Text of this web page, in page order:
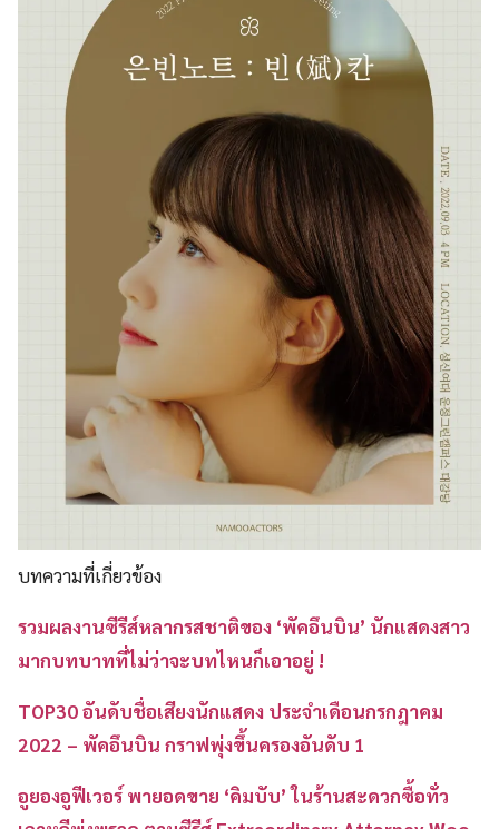
บทความที่เกี่ยวข้อง
รวมผลงานซีรีส์หลากรสชาติของ ‘พัคอึนบิน’ นักแสดงสาว
มากบทบาทที่ไม่ว่าจะบทไหนก็เอาอยู่ !
TOP30 อันดับชื่อเสียงนักแสดง ประจำเดือนกรกฎาคม
2022 – พัคอึนบิน กราฟพุ่งขึ้นครองอันดับ 1
อูยองอูฟีเวอร์ พายอดขาย ‘คิมบับ’ ในร้านสะดวกซื้อทั่ว